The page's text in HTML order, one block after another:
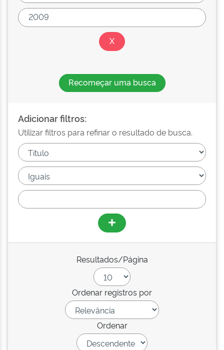
Recomeçar uma busca
Adicionar filtros:
Utilizar filtros para refinar o resultado de busca.
Resultados/Página
Ordenar registros por
Ordenar